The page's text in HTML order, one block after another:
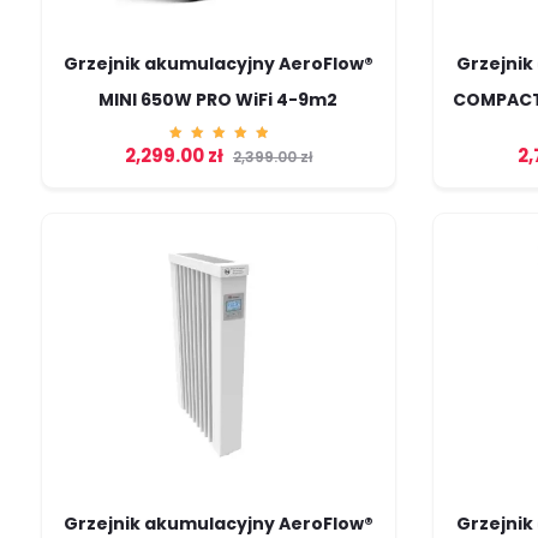
Grzejnik akumulacyjny AeroFlow®
MINI 650W PRO WiFi 4-9m2
Ocenion
o
2,399.00zł
2,299.00zł
Grzejnik
Grzejnik akumulacyjny AeroFlow®
Grzejnik